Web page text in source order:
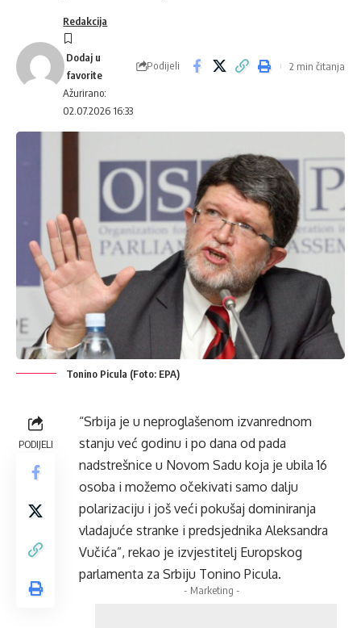
Ažurirano:
02.07.2026 16:33
Redakcija
Podijeli 2 min čitanja
Tonino Picula (Foto: EPA)
PODIJELI
“Srbija je u neproglašenom izvanrednom
stanju već godinu i po dana od pada
nadstrešnice u Novom Sadu koja je ubila 16
osoba i možemo očekivati samo dalju
polarizaciju i još veći pokušaj dominiranja
vladajuće stranke i predsjednika Aleksandra
Vučića”, rekao je izvjestitelj Europskog
parlamenta za Srbiju Tonino Picula.
- Marketing -